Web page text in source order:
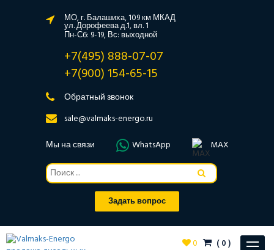
МО, г. Балашиха, 109 км МКАД
ул. Дорофеева д.1, вл. 1
Пн-Сб: 9-19, Вс: выходной
+7(495) 888-07-07
+7(900) 154-65-15
Обратный звонок
sale@valmaks-energo.ru
Мы на связи
WhatsApp MAX
Задать вопрос
Toggle
0 (0)